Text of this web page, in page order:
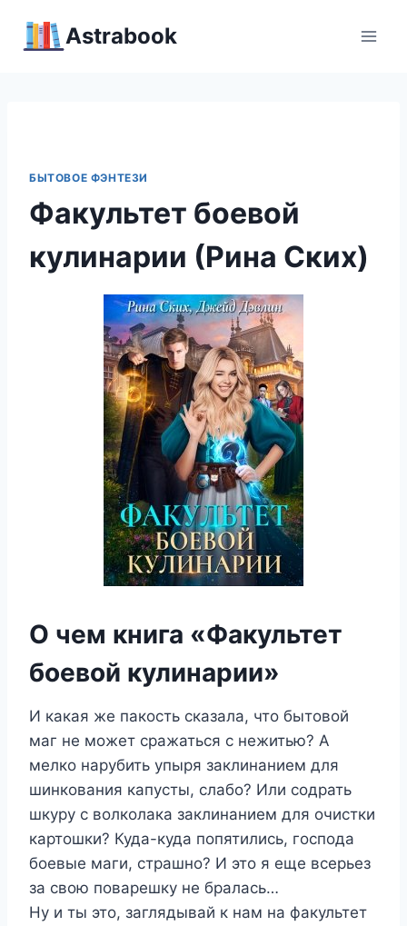
Аstrabook
БЫТОВОЕ ФЭНТЕЗИ
Факультет боевой
кулинарии (Рина Ских)
О чем книга «Факультет
боевой кулинарии»
И какая же пакость сказала, что бытовой
маг не может сражаться с нежитью? А
мелко нарубить упыря заклинанием для
шинкования капусты, слабо? Или содрать
шкуру с волколака заклинанием для очистки
картошки? Куда-куда попятились, господа
боевые маги, страшно? И это я еще всерьез
за свою поварешку не бралась…
Ну и ты это, заглядывай к нам на факультет